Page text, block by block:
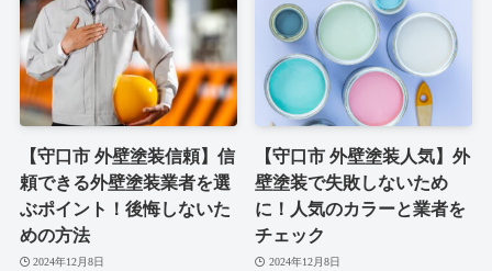
【守口市 外壁塗装信頼】信
頼できる外壁塗装業者を選
ぶポイント！後悔しないた
めの方法
2024年12月8日
【守口市 外壁塗装人気】外
壁塗装で失敗しないため
に！人気のカラーと業者を
チェック
2024年12月8日